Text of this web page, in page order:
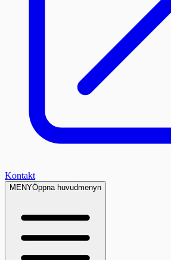
Kontakt
MENYÖppna huvudmenyn